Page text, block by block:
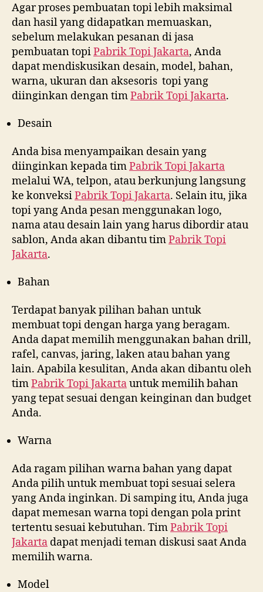
Agar proses pembuatan topi lebih maksimal
dan hasil yang didapatkan memuaskan,
sebelum melakukan pesanan di jasa
pembuatan topiPabrik Topi Jakarta, Anda
dapat mendiskusikan desain, model, bahan,
warna, ukuran dan aksesoris topi yang
diinginkan dengan timPabrik Topi Jakarta.
Desain
Anda bisa menyampaikan desain yang
diinginkan kepada timPabrik Topi Jakarta
melalui WA, telpon, atau berkunjung langsung
ke konveksiPabrik Topi Jakarta. Selain itu, jika
topi yang Anda pesan menggunakan logo,
nama atau desain lain yang harus dibordir atau
sablon, Anda akan dibantu timPabrik Topi
Jakarta.
Bahan
Terdapat banyak pilihan bahan untuk
membuat topi dengan harga yang beragam.
Anda dapat memilih menggunakan bahan drill,
rafel, canvas, jaring, laken atau bahan yang
lain. Apabila kesulitan, Anda akan dibantu oleh
timPabrik Topi Jakartauntuk memilih bahan
yang tepat sesuai dengan keinginan dan budget
Anda.
Warna
Ada ragam pilihan warna bahan yang dapat
Anda pilih untuk membuat topi sesuai selera
yang Anda inginkan. Di samping itu, Anda juga
dapat memesan warna topi dengan pola print
tertentu sesuai kebutuhan. TimPabrik Topi
Jakarta dapat menjadi teman diskusi saat Anda
memilih warna.
Model